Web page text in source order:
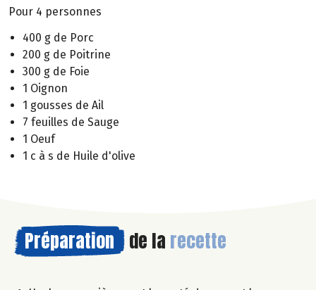
Pour 4 personnes
400 g de Porc
200 g de Poitrine
300 g de Foie
1 Oignon
1 gousses de Ail
7 feuilles de Sauge
1 Oeuf
1 c à s de Huile d'olive
Préparation de la recette